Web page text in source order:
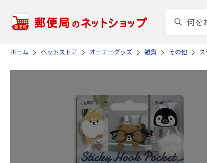
ホーム ペットストア オーナーグッズ 雑貨 その他